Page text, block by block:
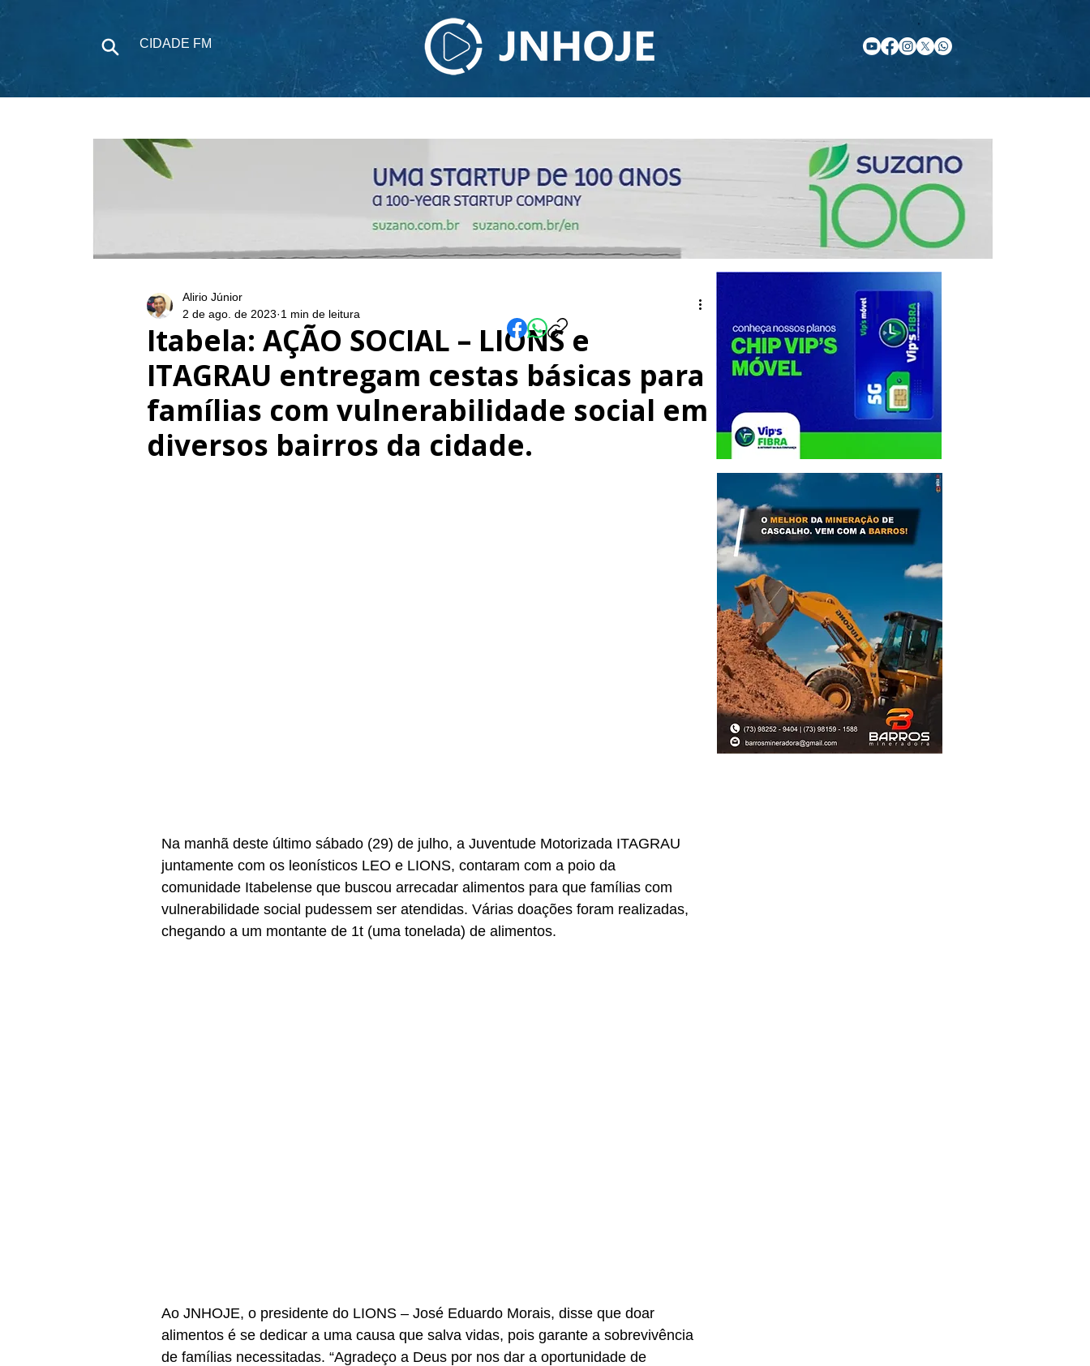
CIDADE FM
Itabela: AÇÃO SOCIAL – LIONS e
ITAGRAU entregam cestas básicas para
famílias com vulnerabilidade social em
diversos bairros da cidade.
Alirio Júnior
2 de ago. de 2023 1 min de leitura
Na manhã deste último sábado (29) de julho, a Juventude Motorizada ITAGRAU
juntamente com os leonísticos LEO e LIONS, contaram com a poio da
comunidade Itabelense que buscou arrecadar alimentos para que famílias com
vulnerabilidade social pudessem ser atendidas. Várias doações foram realizadas,
chegando a um montante de 1t (uma tonelada) de alimentos.
Ao JNHOJE, o presidente do LIONS – José Eduardo Morais, disse que doar
alimentos é se dedicar a uma causa que salva vidas, pois garante a sobrevivência
de famílias necessitadas. “Agradeço a Deus por nos dar a oportunidade de